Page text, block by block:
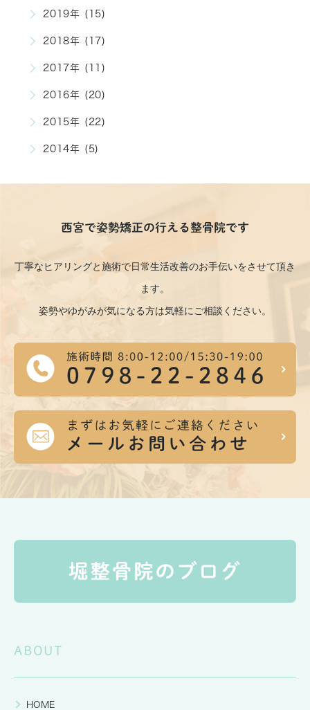
2019年 (15)
2018年 (17)
2017年 (11)
2016年 (20)
2015年 (22)
2014年 (5)
西宮で姿勢矯正の行える整骨院です
丁寧なヒアリングと施術で日常生活改善のお手伝いをさせて頂き
ます。
姿勢やゆがみが気になる方は気軽にご相談ください。
ABOUT
HOME